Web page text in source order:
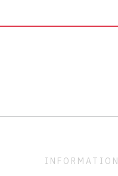
INFORMATION